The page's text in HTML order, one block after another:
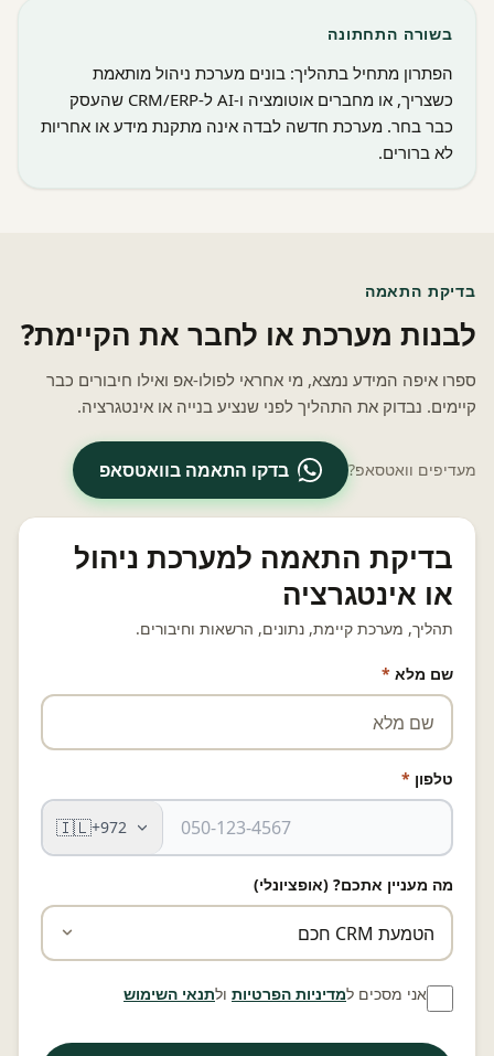
בשורה התחתונה
הפתרון מתחיל בתהליך: בונים מערכת ניהול מותאמת
כשצריך, או מחברים אוטומציה ו-AI ל-CRM/ERP שהעסק
כבר בחר. מערכת חדשה לבדה אינה מתקנת מידע או אחריות
לא ברורים.
בדיקת התאמה
לבנות מערכת או לחבר את הקיימת?
ספרו איפה המידע נמצא, מי אחראי לפולו-אפ ואילו חיבורים כבר
קיימים. נבדוק את התהליך לפני שנציע בנייה או אינטגרציה.
מעדיפים וואטסאפ? בדקו התאמה בוואטסאפ
בדיקת התאמה למערכת ניהול
או אינטגרציה
תהליך, מערכת קיימת, נתונים, הרשאות וחיבורים.
שם מלא *
טלפון *
🇮🇱+972
מה מעניין אתכם? (אופציונלי)
אני מסכים למדיניות הפרטיות ולתנאי השימוש